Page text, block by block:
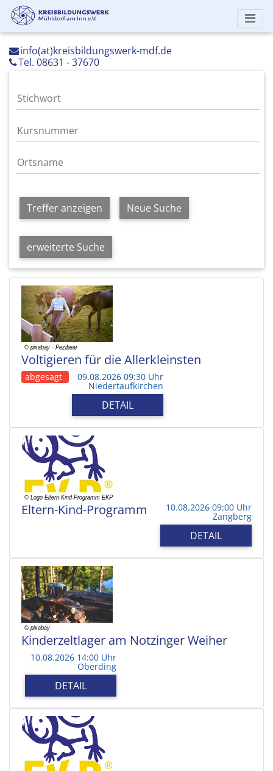
info(at)kreisbildungswerk-mdf.de
Tel. 08631 - 37670
Treffer anzeigen Neue Suche
erweiterte Suche
Voltigieren für die Allerkleinsten
abgesagt 09.08.2026 09:30 Uhr
Niedertaufkirchen
DETAIL
Eltern-Kind-Programm 10.08.2026 09:00 Uhr
Zangberg
DETAIL
Kinderzeltlager am Notzinger Weiher
10.08.2026 14:00 Uhr
Oberding
DETAIL